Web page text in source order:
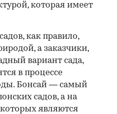
которая имеет
как правило,
а заказчики,
вариант сада,
в процессе
Бонсай — самый
садов, а на
являются